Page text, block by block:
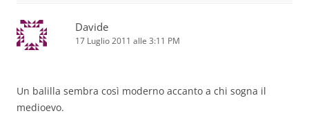
Davide
17 Luglio 2011 alle 3:11 PM
Un balilla sembra così moderno accanto a chi sogna il
medioevo.